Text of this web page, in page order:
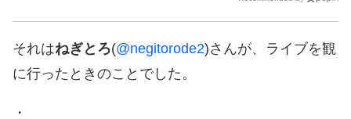
それはねぎとろ(@negitorode2)さんが、ライブを観
に行ったときのことでした。
・